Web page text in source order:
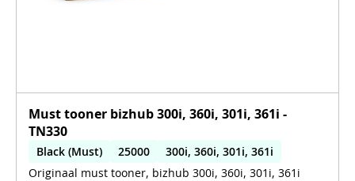
Must tooner bizhub 300i, 360i, 301i, 361i -
TN330
Black (Must) 25000
300i, 360i, 301i, 361i
Originaal must tooner, bizhub 300i, 360i, 301i, 361i